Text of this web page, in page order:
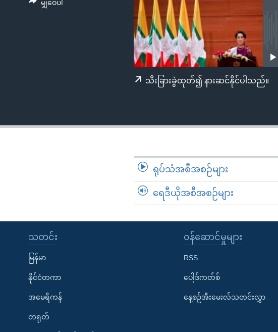
ကျော်
သီးခြားခွဲထုတ်၍ နားဆင်နိုင်ပါသည်။
မျှဝေပါ
ရုပ်သံအစီအစဉ်များ
ရေဒီယိုအစီအစဉ်များ
သတင်း
မြန်မာ
နိုင်ငံတကာ
အမေရိကန်
တရုတ်
၀န်ဆောင်မှုများ
RSS
ပေါ့ဒ်ကတ်စ်
နေ့စဉ်အီးမေးလ်သတင်းလွှာ